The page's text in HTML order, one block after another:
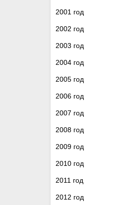
2001 год
2002 год
2003 год
2004 год
2005 год
2006 год
2007 год
2008 год
2009 год
2010 год
2011 год
2012 год